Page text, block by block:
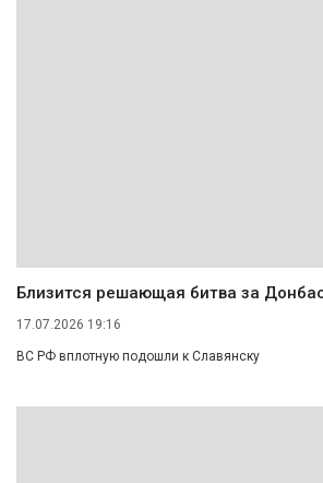
Близится решающая битва за
17.07.2026 19:16
ВС РФ вплотную подошли к Славянску